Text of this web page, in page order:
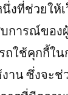
งที่ช่วยให้
การณ์ของ
ถใช้คุกกี้ใน
าน ซึ่งจะช่